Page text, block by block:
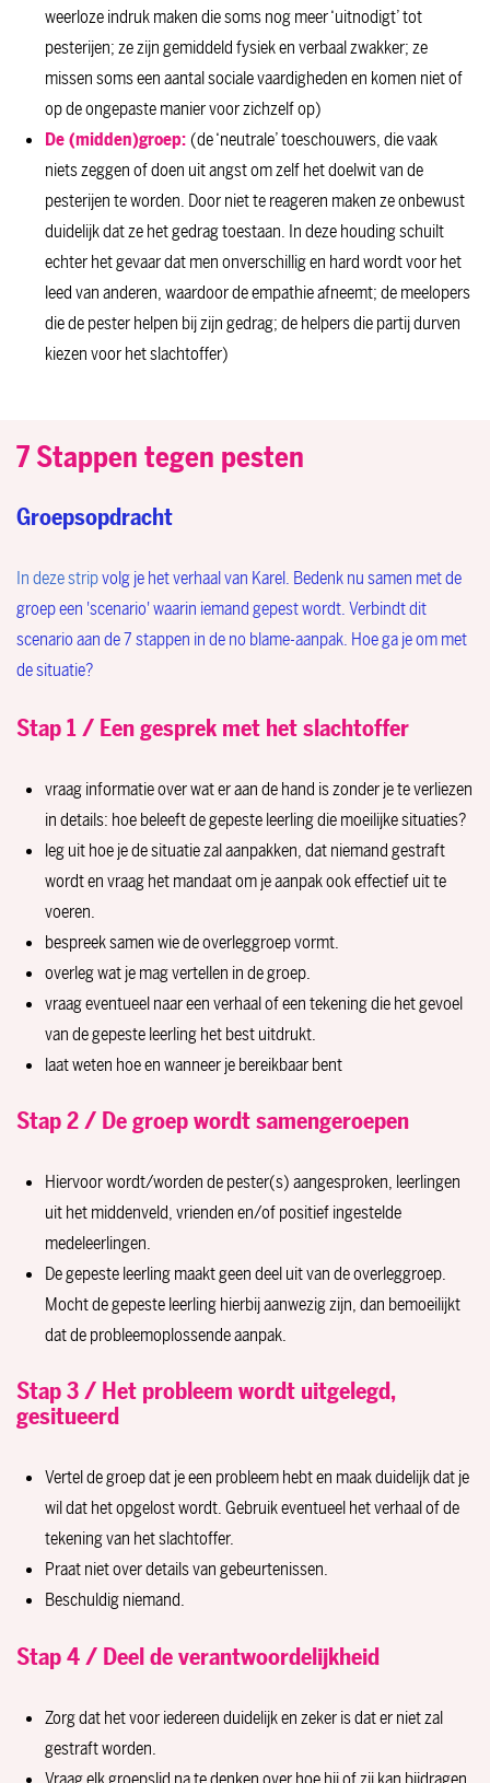
weerloze indruk maken die soms nog meer ‘uitnodigt’ tot
pesterijen; ze zijn gemiddeld fysiek en verbaal zwakker; ze
missen soms een aantal sociale vaardigheden en komen niet of
op de ongepaste manier voor zichzelf op)
De (midden)groep:(de ‘neutrale’ toeschouwers, die vaak
niets zeggen of doen uit angst om zelf het doelwit van de
pesterijen te worden. Door niet te reageren maken ze onbewust
duidelijk dat ze het gedrag toestaan. In deze houding schuilt
echter het gevaar dat men onverschillig en hard wordt voor het
leed van anderen, waardoor de empathie afneemt; de meelopers
die de pester helpen bij zijn gedrag; de helpers die partij durven
kiezen voor het slachtoffer)
7 Stappen tegen pesten
Groepsopdracht
In deze stripvolg je het verhaal van Karel. Bedenk nu samen met de
groep een 'scenario' waarin iemand gepest wordt. Verbindt dit
scenario aan de 7 stappen in de no blame-aanpak. Hoe ga je om met
de situatie?
Stap 1 / Een gesprek met het slachtoffer
vraag informatie over wat er aan de hand is zonder je te verliezen
in details: hoe beleeft de gepeste leerling die moeilijke situaties?
leg uit hoe je de situatie zal aanpakken, dat niemand gestraft
wordt en vraag het mandaat om je aanpak ook effectief uit te
voeren.
bespreek samen wie de overleggroep vormt.
overleg wat je mag vertellen in de groep.
vraag eventueel naar een verhaal of een tekening die het gevoel
van de gepeste leerling het best uitdrukt.
laat weten hoe en wanneer je bereikbaar bent
Stap 2 / De groep wordt samengeroepen
Hiervoor wordt/worden de pester(s) aangesproken, leerlingen
uit het middenveld, vrienden en/of positief ingestelde
medeleerlingen.
De gepeste leerling maakt geen deel uit van de overleggroep.
Mocht de gepeste leerling hierbij aanwezig zijn, dan bemoeilijkt
dat de probleemoplossende aanpak.
Stap 3 / Het probleem wordt uitgelegd,
gesitueerd
Vertel de groep dat je een probleem hebt en maak duidelijk dat je
wil dat het opgelost wordt. Gebruik eventueel het verhaal of de
tekening van het slachtoffer.
Praat niet over details van gebeurtenissen.
Beschuldig niemand.
Stap 4 / Deel de verantwoordelijkheid
Zorg dat het voor iedereen duidelijk en zeker is dat er niet zal
gestraft worden.